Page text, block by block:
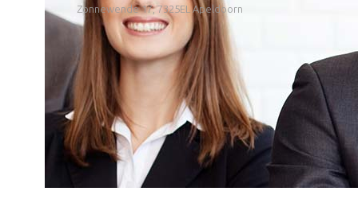
Zonnewende 17, 7325EL Apeldoorn